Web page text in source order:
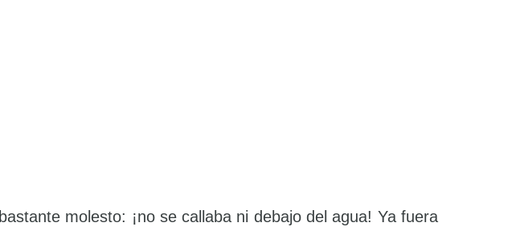
molesto: ¡no se callaba ni debajo del agua! Ya fuera